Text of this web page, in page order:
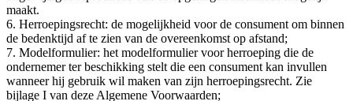
maakt.
6. Herroepingsrecht: de mogelijkheid voor de consument om binnen
de bedenktijd af te zien van de overeenkomst op afstand;
7. Modelformulier: het modelformulier voor herroeping die de
ondernemer ter beschikking stelt die een consument kan invullen
wanneer hij gebruik wil maken van zijn herroepingsrecht. Zie
bijlage I van deze Algemene Voorwaarden;